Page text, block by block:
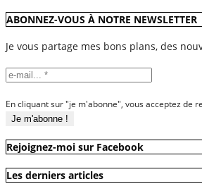
ABONNEZ-VOUS À NOTRE NEWSLETTER
Je vous partage mes bons plans, des
En cliquant sur "je m'abonne", vous acceptez de
Rejoignez-moi sur Facebook
Les derniers articles